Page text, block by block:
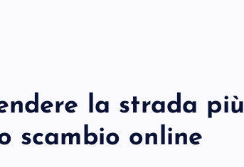
la strada più
scambio online